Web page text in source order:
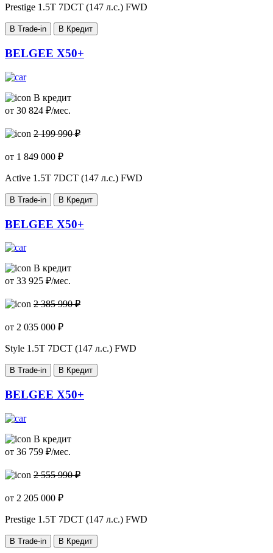
Prestige 1.5T 7DCT (147 л.с.) FWD
В Trade-in В Кредит
BELGEE X50+
В кредит
от 30 824 ₽/мес.
2 199 990 ₽
от 1 849 000 ₽
Active 1.5T 7DCT (147 л.с.) FWD
В Trade-in В Кредит
BELGEE X50+
В кредит
от 33 925 ₽/мес.
2 385 990 ₽
от 2 035 000 ₽
Style 1.5T 7DCT (147 л.с.) FWD
В Trade-in В Кредит
BELGEE X50+
В кредит
от 36 759 ₽/мес.
2 555 990 ₽
от 2 205 000 ₽
Prestige 1.5T 7DCT (147 л.с.) FWD
В Trade-in В Кредит